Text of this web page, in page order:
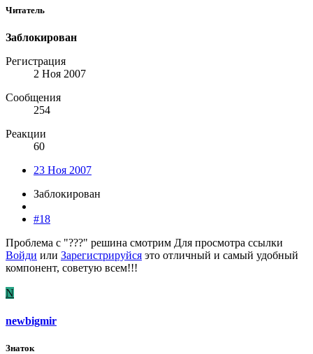
Читатель
Заблокирован
Регистрация
2 Ноя 2007
Сообщения
254
Реакции
60
23 Ноя 2007
Заблокирован
#18
Проблема с "???" решина смотрим Для просмотра ссылки
Войди или Зарегистрируйся это отличный и самый удобный
компонент, советую всем!!!
N
newbigmir
Знаток